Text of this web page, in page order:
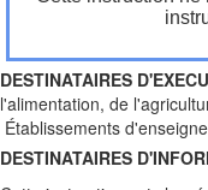
DESTINATAIRES
l'alimentation, de
Établissements
DESTINATAIRES